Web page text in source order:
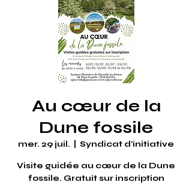
Au cœur de la
Dune fossile
mer. 29 juil. Syndicat d'initiative
Visite guidée au cœur de la Dune
fossile. Gratuit sur inscription